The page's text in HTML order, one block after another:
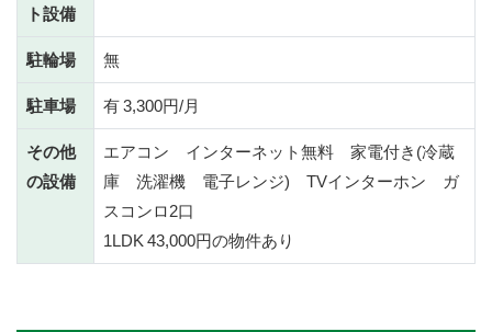
ト設備
駐輪場
無
駐車場
有 3,300円/月
その他
の設備
エアコン インターネット無料 家電付き(冷蔵
庫 洗濯機 電子レンジ) TVインターホン ガ
スコンロ2口
1LDK 43,000円の物件あり